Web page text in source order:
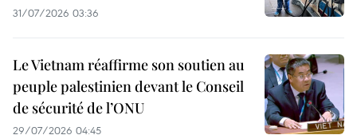
31/07/2026 03:36
Le Vietnam réaffirme son soutien au
peuple palestinien devant le Conseil
de sécurité de l’ONU
29/07/2026 04:45